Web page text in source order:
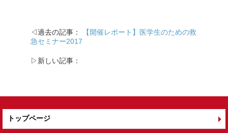
◁過去の記事：
【開催レポート】医学生のための救
急セミナー2017
▷新しい記事：
トップページ